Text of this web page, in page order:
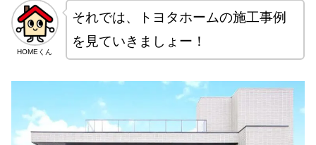
HOMEくん
それでは、トヨタホームの施工事例
を見ていきましょー！